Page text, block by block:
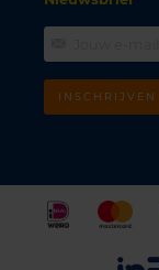
INSCHRIJVEN